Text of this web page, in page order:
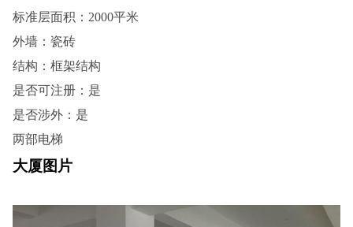
标准层面积：2000平米
外墙：瓷砖
结构：框架结构
是否可注册：是
是否涉外：是
两部电梯
大厦图片